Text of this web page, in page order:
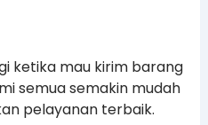
ketika mau kirim barang
semua semakin mudah
pelayanan terbaik.